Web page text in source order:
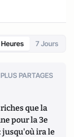
chez le même
7 Jours
PLUS PARTAGES
que la
pour la 3e
jusqu'où ira le